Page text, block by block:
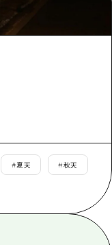
方向導
#夏天 #秋天